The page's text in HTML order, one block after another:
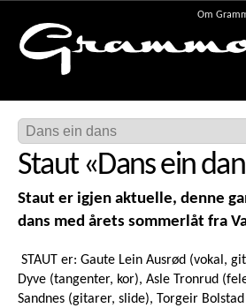
Om
Staut«Dans ein
Staut er igjen aktuelle, denne
dans med årets sommerlåt fra
STAUT er: Gaute Lein Ausrød (vokal,
Dyve (tangenter, kor), Asle Tronrud
Sandnes (gitarer, slide), Torgeir